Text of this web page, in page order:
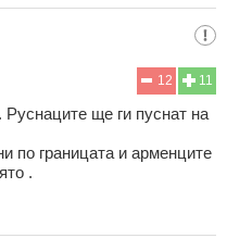
11
12
ще ги пуснат на
по границата и арменците
.